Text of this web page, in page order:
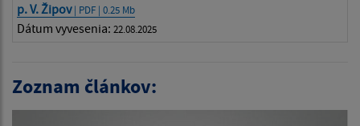
p. V. Žipov| PDF | 0.25 Mb
Dátum vyvesenia: 22.08.2025
Zoznam článkov: